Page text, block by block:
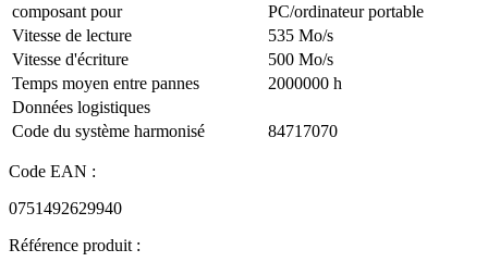
composant pour
PC/ordinateur portable
Vitesse de lecture
535 Mo/s
Vitesse d'écriture
500 Mo/s
Temps moyen entre pannes
2000000 h
Données logistiques
Code du système harmonisé
84717070
Code EAN :
0751492629940
Référence produit :